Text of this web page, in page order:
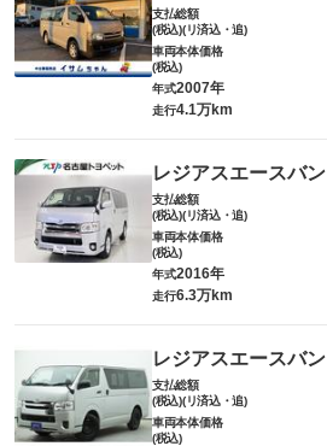
支払総額
(税込)(リ済込・追)
車両本体価格
(税込)
年式2007年
走行4.1万km
レジアスエースバン
支払総額
(税込)(リ済込・追)
車両本体価格
(税込)
年式2016年
走行6.3万km
レジアスエースバン
支払総額
(税込)(リ済込・追)
車両本体価格
(税込)